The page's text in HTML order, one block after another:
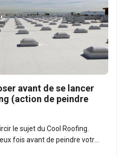
avant de se lancer
(action de peindre
le sujet du Cool Roofing.
fois avant de peindre votre